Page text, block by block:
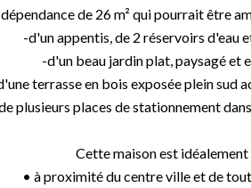
de 26 m² qui pourrait être
-d'un appentis, de 2 réservoirs d'eau
-d'un beau jardin plat, paysagé et
terrasse en bois exposée plein sud
plusieurs places de stationnement
Cette maison est idéalement
• à proximité du centre ville et de